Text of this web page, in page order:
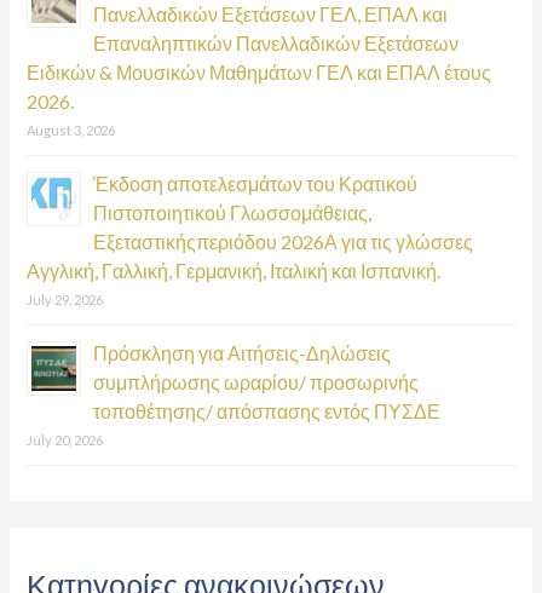
Πανελλαδικών Εξετάσεων ΓΕΛ, ΕΠΑΛ και
Επαναληπτικών Πανελλαδικών Εξετάσεων
Ειδικών & Μουσικών Μαθημάτων ΓΕΛ και ΕΠΑΛ έτους
2026.
August 3, 2026
Έκδοση αποτελεσμάτων του Κρατικού
Πιστοποιητικού Γλωσσομάθειας,
Εξεταστικήςπεριόδου 2026Α για τις γλώσσες
Αγγλική, Γαλλική, Γερμανική, Ιταλική και Ισπανική.
July 29, 2026
Πρόσκληση για Αιτήσεις-Δηλώσεις
συμπλήρωσης ωραρίου/ προσωρινής
τοποθέτησης/ απόσπασης εντός ΠΥΣΔΕ
July 20, 2026
Κατηγορίες ανακοινώσεων